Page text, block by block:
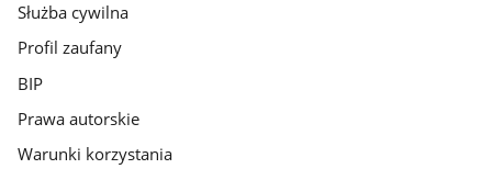
Służba cywilna
Profil zaufany
BIP
Prawa autorskie
Warunki korzystania